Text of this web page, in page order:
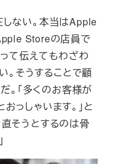
ない。本当はApple
Storeの店員で
て伝えてもわざわ
。そうすることで顧
。「多くのお客様が
っしゃいます。」と
そうとするのは骨